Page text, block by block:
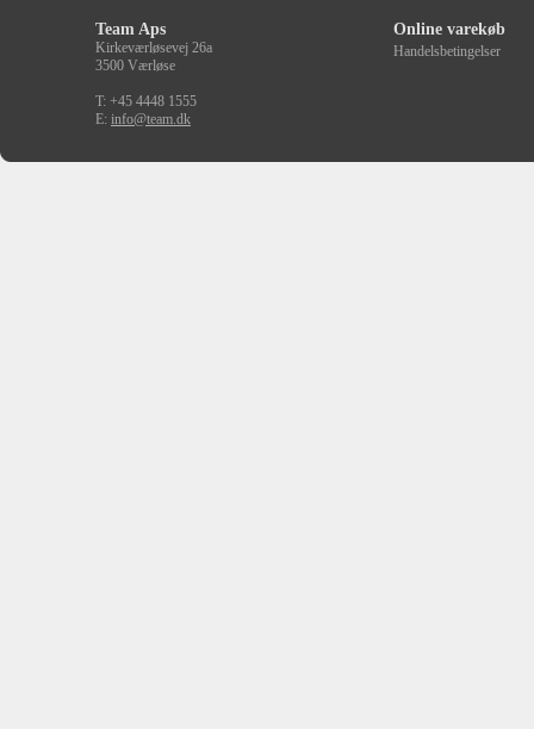
Team Aps
Kirkeværløsevej 26a
3500 Værløse
T: +45 4448 1555
E: info@team.dk
Online varekøb
Handelsbetingelser